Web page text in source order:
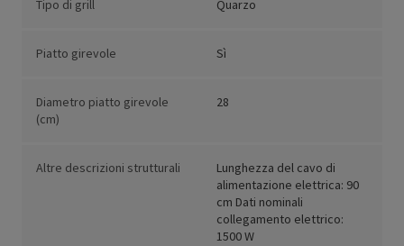
Tipo di grill Quarzo
Piatto girevole Sì
Diametro piatto girevole
(cm)
28
Altre descrizioni strutturali
Lunghezza del cavo di
alimentazione elettrica: 90
cm Dati nominali
collegamento elettrico:
1500 W